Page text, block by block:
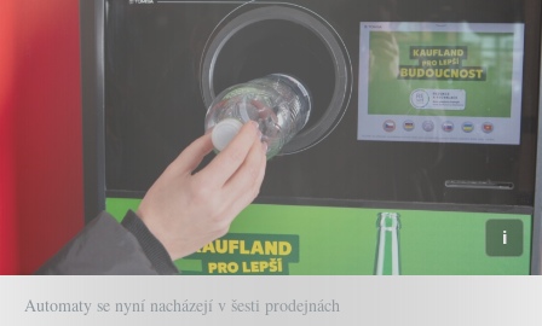
Automaty se nyní nacházejí v šesti prodejnách